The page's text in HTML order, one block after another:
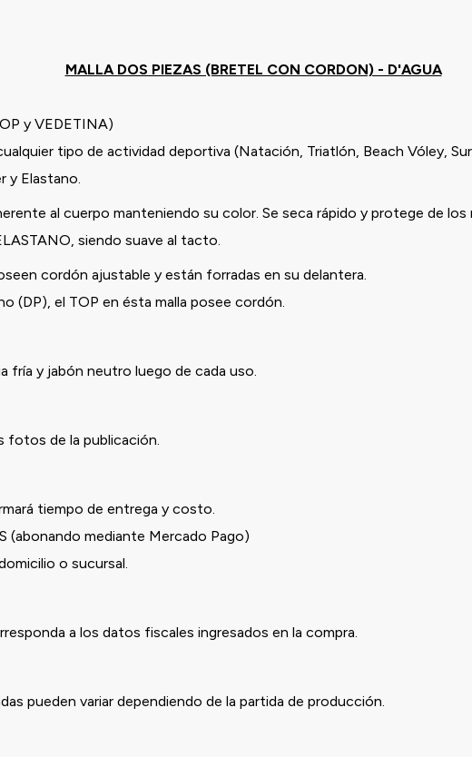
MALLA DOS PIEZAS (BRETEL CON CORDON) - D'AGUA
y VEDETINA)
tipo de actividad deportiva (Natación, Triatlón, Beach Vóley,
y Elastano.
al cuerpo manteniendo su color. Se seca rápido y protege de los
siendo suave al tacto.
cordón ajustable y están forradas en su delantera.
(DP), el TOP en ésta malla posee cordón.
fría y jabón neutro luego de cada uso.
fotos de la publicación.
tiempo de entrega y costo.
(abonando mediante Mercado Pago)
o sucursal.
a los datos fiscales ingresados en la compra.
pueden variar dependiendo de la partida de producción.